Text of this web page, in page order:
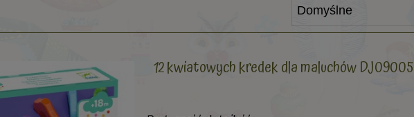
12 kwiatowych kredek dla maluchów DJ09005